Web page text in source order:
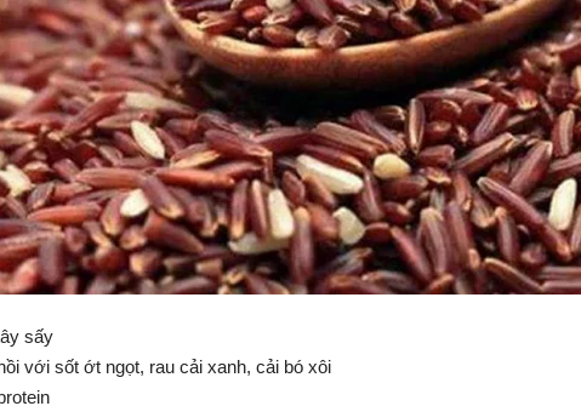
sấy
với sốt ớt ngọt, rau cải xanh, cải bó xôi